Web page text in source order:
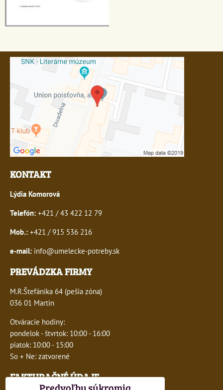
KONTAKT
Lýdia Komorová
Telefón: +421 / 43 422 12 79
Mob.: +421 / 915 536 216
e-mail: info@umelecke-potreby.sk
PREVÁDZKA FIRMY
M.R.Štefánika 64 (pešia zóna)
036 01 Martin
Otváracie hodiny:
pondelok - štvrtok: 10:00 - 16:00
piatok: 10:00 - 15:00
So + Ne: zatvorené
FAKTURAČNÉ ÚDAJE